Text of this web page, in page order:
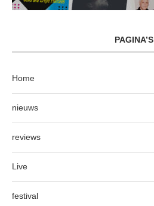
PAGINA’S
Home
nieuws
reviews
Live
festival